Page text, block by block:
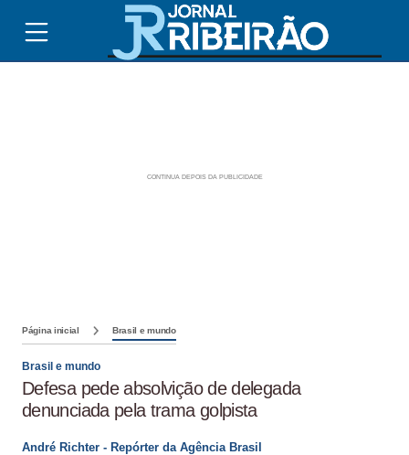
Página inicial Brasil e mundo
Brasil e mundo
Defesa pede absolvição de delegada
denunciada pela trama golpista
André Richter - Repórter da Agência Brasil